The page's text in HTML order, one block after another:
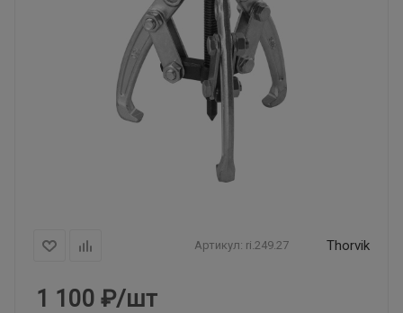
Артикул: ri.249.27 Thorvik
1 100 ₽/шт